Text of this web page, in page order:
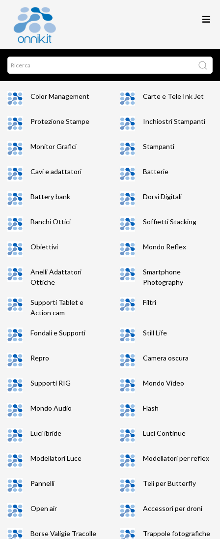
Color Management Carte e Tele Ink Jet
Protezione Stampe Inchiostri Stampanti
Monitor Grafici Stampanti
Cavi e adattatori Batterie
Battery bank Dorsi Digitali
Banchi Ottici Soffietti Stacking
Obiettivi Mondo Reflex
Anelli Adattatori
Ottiche
Smartphone
Photography
Supporti Tablet e
Action cam
Filtri
Fondali e Supporti Still Life
Repro Camera oscura
Supporti RIG Mondo Video
Mondo Audio Flash
Luci ibride Luci Continue
Modellatori Luce Modellatori per reflex
Pannelli Teli per Butterfly
Open air Accessori per droni
Borse Valigie Tracolle
Trappole fotografiche